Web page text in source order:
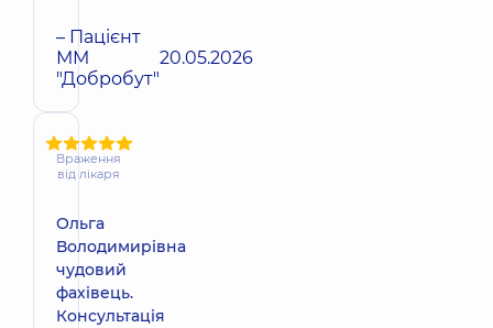
– Пацієнт
ММ
"Добробут"
20.05.2026
Враження
від лікаря
Ольга
Володимирівна
чудовий
фахівець.
Консультація